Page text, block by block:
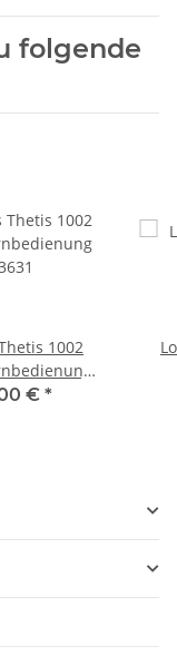
folgende
1002
€ *